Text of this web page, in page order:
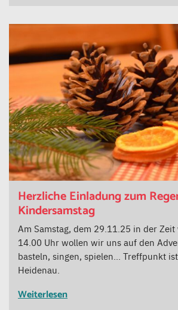
Herzliche Einladung zum
Kindersamstag
Am Samstag, dem 29.11.25 in der
14.00 Uhr wollen wir uns auf den
basteln, singen, spielen… Treffpunkt
Heidenau.
Weiterlesen